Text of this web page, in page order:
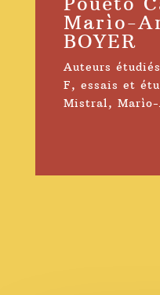
Marìo-
BOYER
Auteurs étudiés
F, essais et
Mistral, Marìo-